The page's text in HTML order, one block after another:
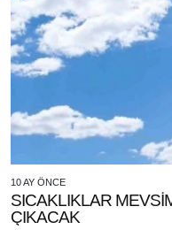
10 AY ÖNCE
SICAKLIKLAR
ÇIKACAK